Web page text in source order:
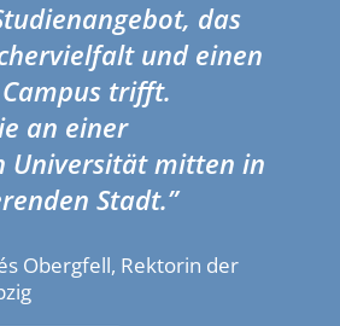
das
und einen
trifft.
an einer
Universität mitten in
Stadt.”
Obergfell, Rektorin der